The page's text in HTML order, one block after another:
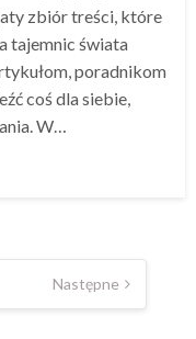
zbiór treści, które
tajemnic świata
poradnikom
coś dla siebie,
W…
Następne